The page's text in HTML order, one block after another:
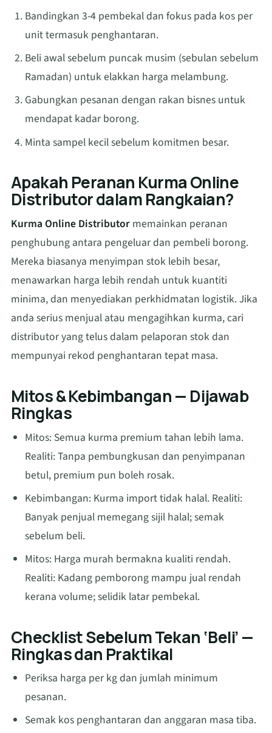
Bandingkan 3-4 pembekal dan fokus pada kos per
unit termasuk penghantaran.
Beli awal sebelum puncak musim (sebulan sebelum
Ramadan) untuk elakkan harga melambung.
Gabungkan pesanan dengan rakan bisnes untuk
mendapat kadar borong.
Minta sampel kecil sebelum komitmen besar.
Apakah Peranan Kurma Online
Distributor dalam Rangkaian?
Kurma Online Distributor memainkan peranan
penghubung antara pengeluar dan pembeli borong.
Mereka biasanya menyimpan stok lebih besar,
menawarkan harga lebih rendah untuk kuantiti
minima, dan menyediakan perkhidmatan logistik. Jika
anda serius menjual atau mengagihkan kurma, cari
distributor yang telus dalam pelaporan stok dan
mempunyai rekod penghantaran tepat masa.
Mitos & Kebimbangan — Dijawab
Ringkas
Mitos: Semua kurma premium tahan lebih lama.
Realiti: Tanpa pembungkusan dan penyimpanan
betul, premium pun boleh rosak.
Kebimbangan: Kurma import tidak halal. Realiti:
Banyak penjual memegang sijil halal; semak
sebelum beli.
Mitos: Harga murah bermakna kualiti rendah.
Realiti: Kadang pemborong mampu jual rendah
kerana volume; selidik latar pembekal.
Checklist Sebelum Tekan ‘Beli’ —
Ringkas dan Praktikal
Periksa harga per kg dan jumlah minimum
pesanan.
Semak kos penghantaran dan anggaran masa tiba.